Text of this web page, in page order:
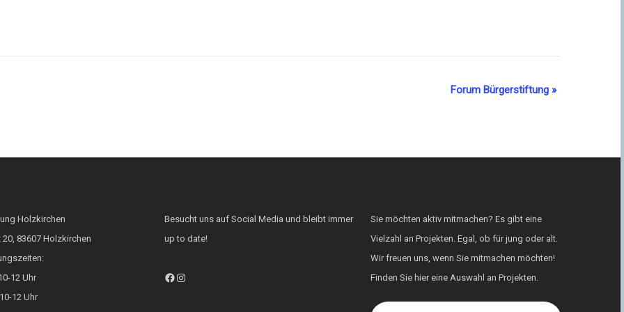
Forum Bürgerstiftung »
Holzkirchen
83607 Holzkirchen
12 Uhr
12 Uhr
Besucht uns auf Social Media und bleibt immer
up to date!
Facebook
Sie möchten aktiv mitmachen? Es gibt eine
Vielzahl an Projekten. Egal, ob für jung oder alt.
Wir freuen uns, wenn Sie mitmachen möchten!
Finden Sie hier eine Auswahl an Projekten.